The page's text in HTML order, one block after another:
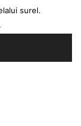
surel.